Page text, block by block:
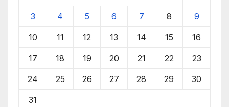
3 4 5 6 7 8 9
10 11 12 13 14 15 16
17 18 19 20 21 22 23
24 25 26 27 28 29 30
31